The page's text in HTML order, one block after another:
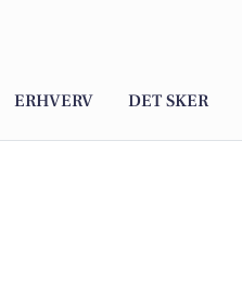
ERHVERV DET SKER